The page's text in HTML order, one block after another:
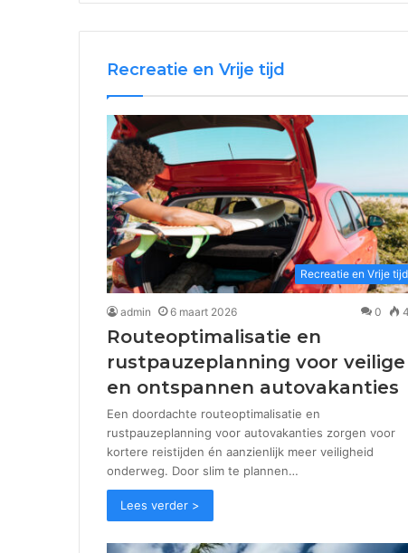
Recreatie en Vrije tijd
Recreatie en Vrije tijd
admin 6 maart 2026 0
Routeoptimalisatie en
rustpauzeplanning voor veilige
en ontspannen autovakanties
Een doordachte routeoptimalisatie en
rustpauzeplanning voor autovakanties zorgen voor
kortere reistijden én aanzienlijk meer veiligheid
onderweg. Door slim te plannen…
Lees verder >